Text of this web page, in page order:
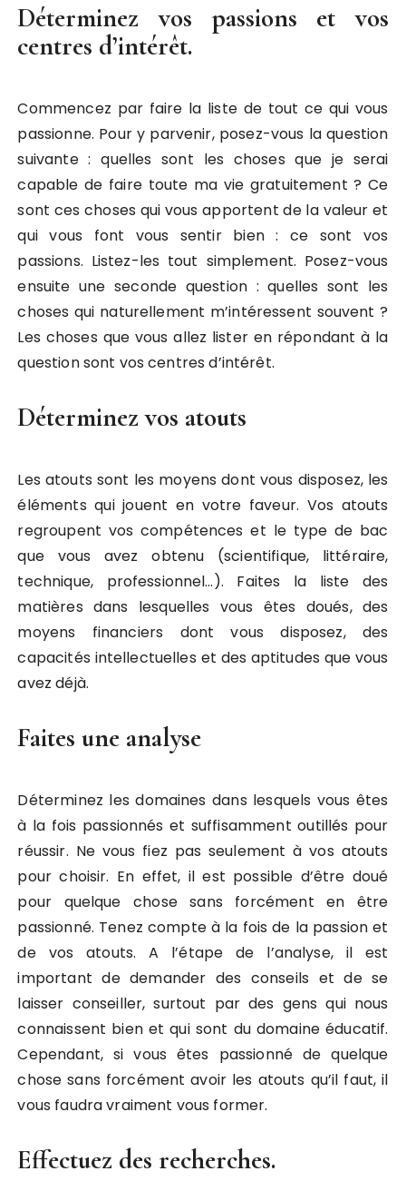
Déterminez vos passions et vos
centres d’intérêt.
Commencez par faire la liste de tout ce qui vous
passionne. Pour y parvenir, posez-vous la question
suivante : quelles sont les choses que je serai
capable de faire toute ma vie gratuitement ? Ce
sont ces choses qui vous apportent de la valeur et
qui vous font vous sentir bien : ce sont vos
passions. Listez-les tout simplement. Posez-vous
ensuite une seconde question : quelles sont les
choses qui naturellement m’intéressent souvent ?
Les choses que vous allez lister en répondant à la
question sont vos centres d’intérêt.
Déterminez vos atouts
Les atouts sont les moyens dont vous disposez, les
éléments qui jouent en votre faveur. Vos atouts
regroupent vos compétences et le type de bac
que vous avez obtenu (scientifique, littéraire,
technique, professionnel…). Faites la liste des
matières dans lesquelles vous êtes doués, des
moyens financiers dont vous disposez, des
capacités intellectuelles et des aptitudes que vous
avez déjà.
Faites une analyse
Déterminez les domaines dans lesquels vous êtes
à la fois passionnés et suffisamment outillés pour
réussir. Ne vous fiez pas seulement à vos atouts
pour choisir. En effet, il est possible d’être doué
pour quelque chose sans forcément en être
passionné. Tenez compte à la fois de la passion et
de vos atouts. A l’étape de l’analyse, il est
important de demander des conseils et de se
laisser conseiller, surtout par des gens qui nous
connaissent bien et qui sont du domaine éducatif.
Cependant, si vous êtes passionné de quelque
chose sans forcément avoir les atouts qu’il faut, il
vous faudra vraiment vous former.
Effectuez des recherches.